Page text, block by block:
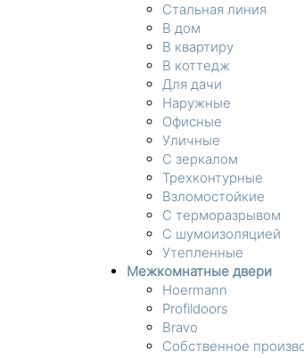
Стальная линия
В дом
В квартиру
В коттедж
Для дачи
Наружные
Офисные
Уличные
С зеркалом
Трехконтурные
Взломостойкие
С терморазрывом
С шумоизоляцией
Утепленные
Межкомнатные двери
Hoermann
Profildoors
Bravo
Собственное